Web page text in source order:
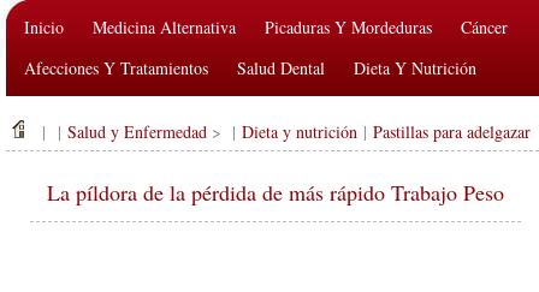
Inicio Medicina Alternativa Picaduras Y Mordeduras
Cáncer
Afecciones Y Tratamientos
Salud Dental
Dieta Y Nutrición
Salud Pública Y Seguridad
Cirugías Y Procedimientos Salud
| | Salud y Enfermedad > | Dieta y nutrición | Pastillas para adelgazar
La píldora de la pérdida de más rápido Trabajo Peso